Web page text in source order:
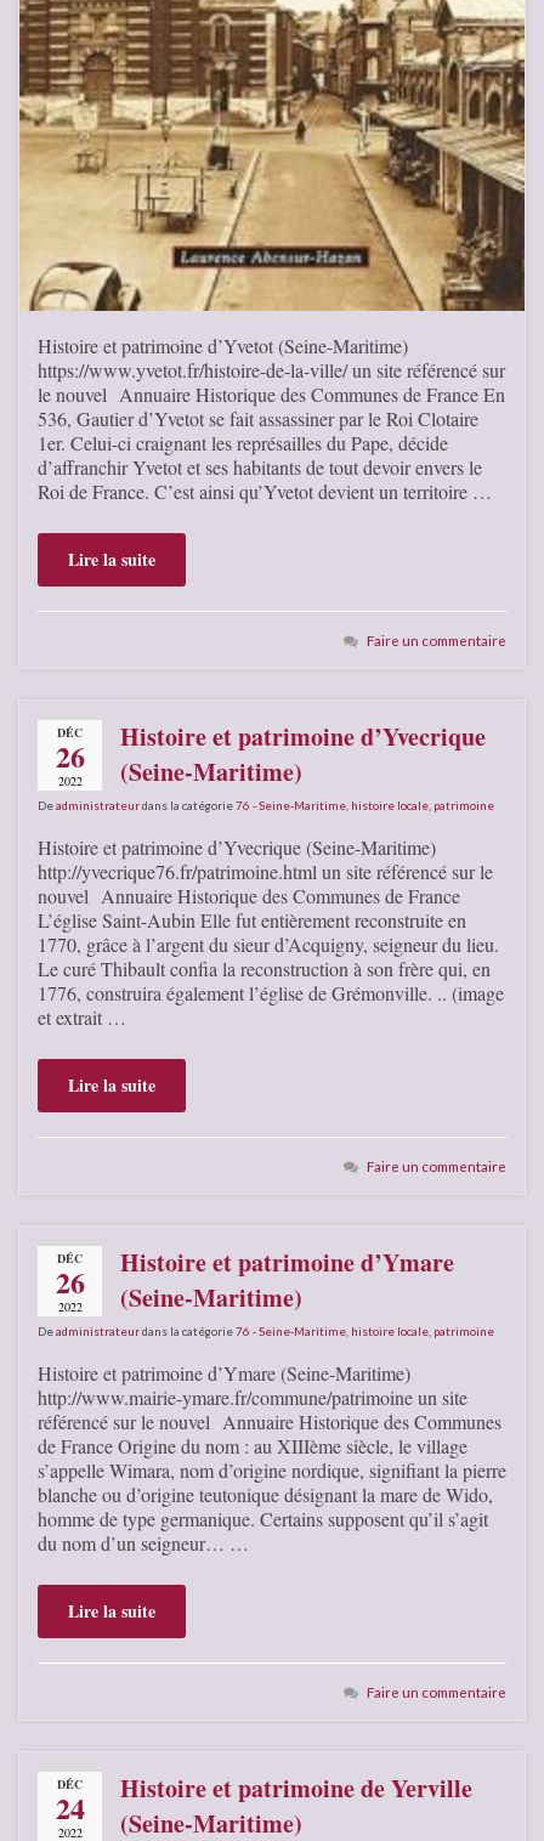
Histoire et patrimoine d’Yvetot (Seine-Maritime)
https://www.yvetot.fr/histoire-de-la-ville/ un site référencé sur
le nouvel Annuaire Historique des Communes de France En
536, Gautier d’Yvetot se fait assassiner par le Roi Clotaire
1er. Celui-ci craignant les représailles du Pape, décide
d’affranchir Yvetot et ses habitants de tout devoir envers le
Roi de France. C’est ainsi qu’Yvetot devient un territoire …
Lire la suite
Faire un commentaire
DÉC
26
2022
Histoire et patrimoine d’Yvecrique
(Seine-Maritime)
Deadministrateurdans la catégorie76 - Seine-Maritime histoire locale patrimoine
Histoire et patrimoine d’Yvecrique (Seine-Maritime)
http://yvecrique76.fr/patrimoine.html un site référencé sur le
nouvel Annuaire Historique des Communes de France
L’église Saint-Aubin Elle fut entièrement reconstruite en
1770, grâce à l’argent du sieur d’Acquigny, seigneur du lieu.
Le curé Thibault confia la reconstruction à son frère qui, en
1776, construira également l’église de Grémonville. .. (image
et extrait …
Lire la suite
Faire un commentaire
DÉC
26
2022
Histoire et patrimoine d’Ymare
(Seine-Maritime)
Deadministrateurdans la catégorie76 - Seine-Maritime histoire locale patrimoine
Histoire et patrimoine d’Ymare (Seine-Maritime)
http://www.mairie-ymare.fr/commune/patrimoine un site
référencé sur le nouvel Annuaire Historique des Communes
de France Origine du nom : au XIIIème siècle, le village
s’appelle Wimara, nom d’origine nordique, signifiant la pierre
blanche ou d’origine teutonique désignant la mare de Wido,
homme de type germanique. Certains supposent qu’il s’agit
du nom d’un seigneur… …
Lire la suite
Faire un commentaire
DÉC
24
2022
Histoire et patrimoine de Yerville
(Seine-Maritime)